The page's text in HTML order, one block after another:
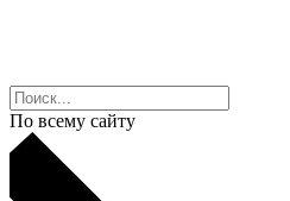
По всему сайту